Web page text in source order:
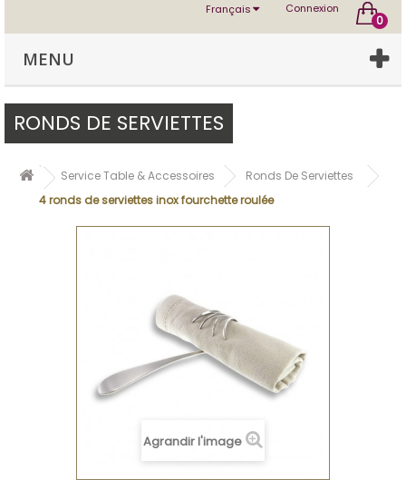
0
Connexion
Français
MENU
RONDS DE SERVIETTES
Service Table & Accessoires
Ronds De Serviettes
4 ronds de serviettes inox fourchette roulée
Agrandir l'image